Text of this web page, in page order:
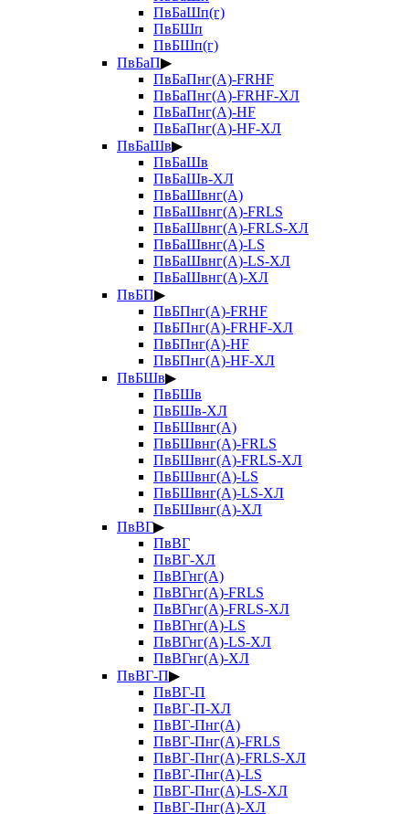
ПвБаШп(г)
ПвБШп
ПвБШп(г)
ПвБаП▶
ПвБаПнг(А)-FRHF
ПвБаПнг(А)-FRHF-ХЛ
ПвБаПнг(А)-HF
ПвБаПнг(А)-HF-ХЛ
ПвБаШв▶
ПвБаШв
ПвБаШв-ХЛ
ПвБаШвнг(А)
ПвБаШвнг(А)-FRLS
ПвБаШвнг(А)-FRLS-ХЛ
ПвБаШвнг(А)-LS
ПвБаШвнг(А)-LS-ХЛ
ПвБаШвнг(А)-ХЛ
ПвБП▶
ПвБПнг(А)-FRHF
ПвБПнг(А)-FRHF-ХЛ
ПвБПнг(А)-HF
ПвБПнг(А)-HF-ХЛ
ПвБШв▶
ПвБШв
ПвБШв-ХЛ
ПвБШвнг(А)
ПвБШвнг(А)-FRLS
ПвБШвнг(А)-FRLS-ХЛ
ПвБШвнг(А)-LS
ПвБШвнг(А)-LS-ХЛ
ПвБШвнг(А)-ХЛ
ПвВГ▶
ПвВГ
ПвВГ-ХЛ
ПвВГнг(А)
ПвВГнг(А)-FRLS
ПвВГнг(А)-FRLS-ХЛ
ПвВГнг(А)-LS
ПвВГнг(А)-LS-ХЛ
ПвВГнг(А)-ХЛ
ПвВГ-П▶
ПвВГ-П
ПвВГ-П-ХЛ
ПвВГ-Пнг(А)
ПвВГ-Пнг(А)-FRLS
ПвВГ-Пнг(А)-FRLS-ХЛ
ПвВГ-Пнг(А)-LS
ПвВГ-Пнг(А)-LS-ХЛ
ПвВГ-Пнг(А)-ХЛ